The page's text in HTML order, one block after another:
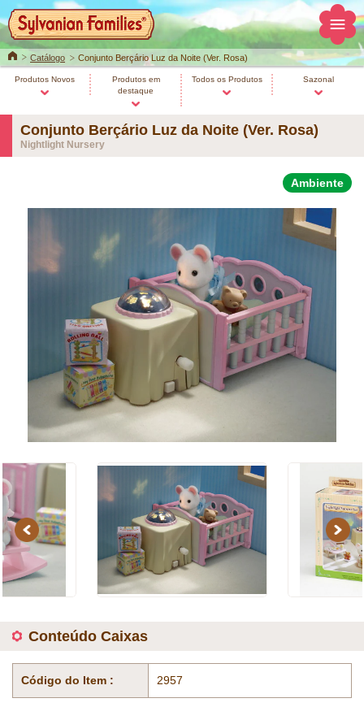
HomeCatálogo Conjunto Berçário Luz da Noite (Ver. Rosa)
Produtos Novos
Produtos em
destaque
Todos os Produtos Sazonal
Conjunto Berçário Luz da Noite (Ver. Rosa)
Nightlight Nursery
Ambiente
Previous Next
Conteúdo Caixas
Código do Item : 2957